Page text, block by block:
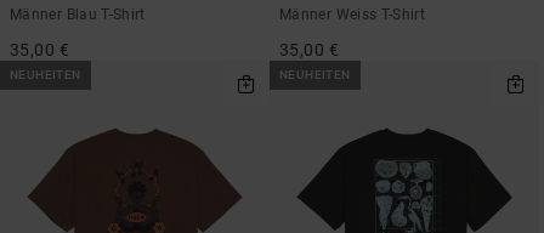
Männer Blau T-Shirt
35,00 €
Männer Weiss T-Shirt
35,00 €
NEUHEITEN NEUHEITEN